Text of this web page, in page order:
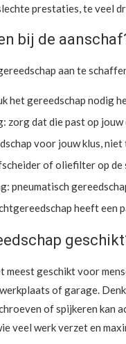
prestaties, te veel
bij de
aan te
het gereedschap nodig
zorg dat die past op
voor jouw klus,
of oliefilter op de
pneumatisch
heeft een
meest geschikt voor
of garage.
of spijkeren kan
veel werk verzet en